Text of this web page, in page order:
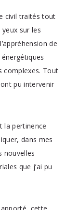
civil traités tout
sur les
de
complexes. Tout
pu intervenir
la pertinence
dans mes
nouvelles
que j’ai pu